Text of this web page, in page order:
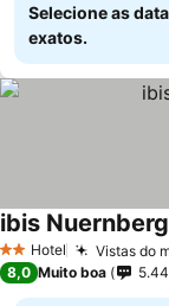
Selecione as
exatos.
2 Estrelas
Hotel Vistas do
ibis
8,0 Muito boa